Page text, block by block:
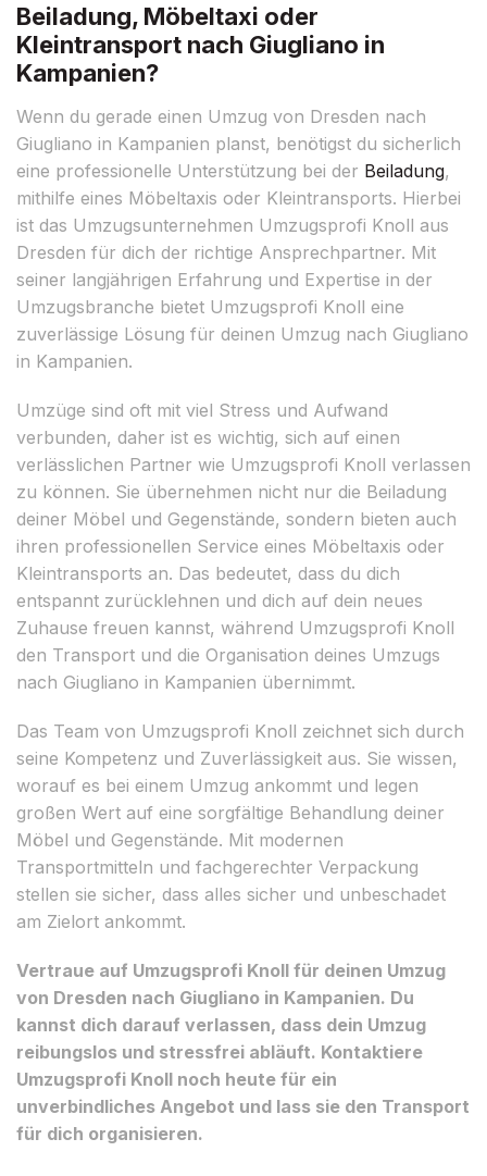
Beiladung, Möbeltaxi oder
Kleintransport nach Giugliano in
Kampanien?
Wenn du gerade einen Umzug von Dresden nach
Giugliano in Kampanien planst, benötigst du sicherlich
eine professionelle Unterstützung bei der Beiladung,
mithilfe eines Möbeltaxis oder Kleintransports. Hierbei
ist das Umzugsunternehmen Umzugsprofi Knoll aus
Dresden für dich der richtige Ansprechpartner. Mit
seiner langjährigen Erfahrung und Expertise in der
Umzugsbranche bietet Umzugsprofi Knoll eine
zuverlässige Lösung für deinen Umzug nach Giugliano
in Kampanien.
Umzüge sind oft mit viel Stress und Aufwand
verbunden, daher ist es wichtig, sich auf einen
verlässlichen Partner wie Umzugsprofi Knoll verlassen
zu können. Sie übernehmen nicht nur die Beiladung
deiner Möbel und Gegenstände, sondern bieten auch
ihren professionellen Service eines Möbeltaxis oder
Kleintransports an. Das bedeutet, dass du dich
entspannt zurücklehnen und dich auf dein neues
Zuhause freuen kannst, während Umzugsprofi Knoll
den Transport und die Organisation deines Umzugs
nach Giugliano in Kampanien übernimmt.
Das Team von Umzugsprofi Knoll zeichnet sich durch
seine Kompetenz und Zuverlässigkeit aus. Sie wissen,
worauf es bei einem Umzug ankommt und legen
großen Wert auf eine sorgfältige Behandlung deiner
Möbel und Gegenstände. Mit modernen
Transportmitteln und fachgerechter Verpackung
stellen sie sicher, dass alles sicher und unbeschadet
am Zielort ankommt.
Vertraue auf Umzugsprofi Knoll für deinen Umzug
von Dresden nach Giugliano in Kampanien. Du
kannst dich darauf verlassen, dass dein Umzug
reibungslos und stressfrei abläuft. Kontaktiere
Umzugsprofi Knoll noch heute für ein
unverbindliches Angebot und lass sie den Transport
für dich organisieren.